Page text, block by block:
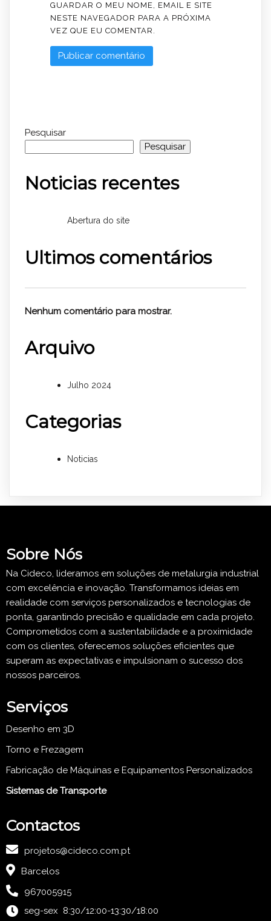
GUARDAR O MEU NOME, EMAIL E SITE
NESTE NAVEGADOR PARA A PRÓXIMA
VEZ QUE EU COMENTAR.
Pesquisar
Pesquisar
Noticias recentes
Abertura do site
Ultimos comentários
Nenhum comentário para mostrar.
Arquivo
Julho 2024
Categorias
Noticias
Sobre Nós
Na Cideco, lideramos em soluções de metalurgia industrial
com excelência e inovação. Transformamos ideias em
realidade com serviços personalizados e tecnologias de
ponta, garantindo precisão e qualidade em cada projeto.
Comprometidos com a sustentabilidade e a proximidade
com os clientes, oferecemos soluções eficientes que
superam as expectativas e impulsionam o sucesso dos
nossos parceiros.
Serviços
Desenho em 3D
Torno e Frezagem
Fabricação de Máquinas e Equipamentos Personalizados
Sistemas de Transporte
Contactos
projetos@cideco.com.pt
Barcelos
967005915
seg-sex 8:30/12:00-13:30/18:00